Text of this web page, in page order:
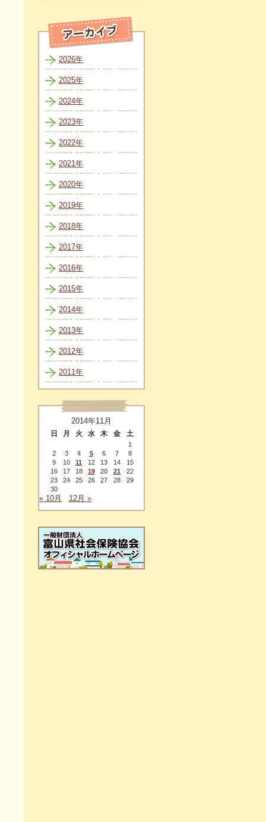
2026年
2025年
2024年
2023年
2022年
2021年
2020年
2019年
2018年
2017年
2016年
2015年
2014年
2013年
2012年
2011年
2014年11月
日 月 火 水 木 金 土
1
2
3 4 5 6 7
8
9
10 11 12 13 14
15
16
17 18 19 20 21
22
23
24 25 26 27 28
29
30
« 10月 12月 »